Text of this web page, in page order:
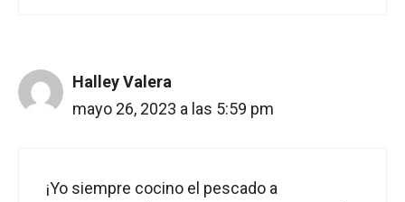
Halley Valera
mayo 26, 2023 a las 5:59 pm
¡Yo siempre cocino el pescado a